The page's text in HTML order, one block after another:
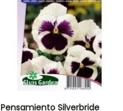
Pensamiento Silverbride